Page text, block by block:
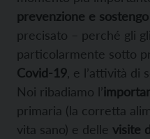
prevenzione e
precisato – perché gli
particolarmente sotto
Covid-19 , e l’attività
Noi ribadiamo l’
primaria (la corretta
vita sano) e delle visite